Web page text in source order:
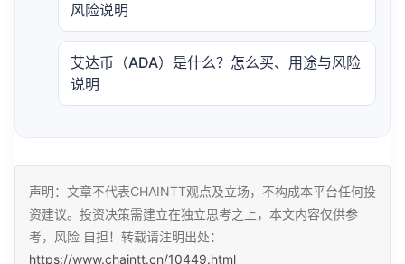
风险说明
艾达币（ADA）是什么？怎么买、用途与风险
说明
声明：文章不代表CHAINTT观点及立场，不构成本平台任何投
资建议。投资决策需建立在独立思考之上，本文内容仅供参
考，风险 自担！转载请注明出处：
https://www.chaintt.cn/10449.html